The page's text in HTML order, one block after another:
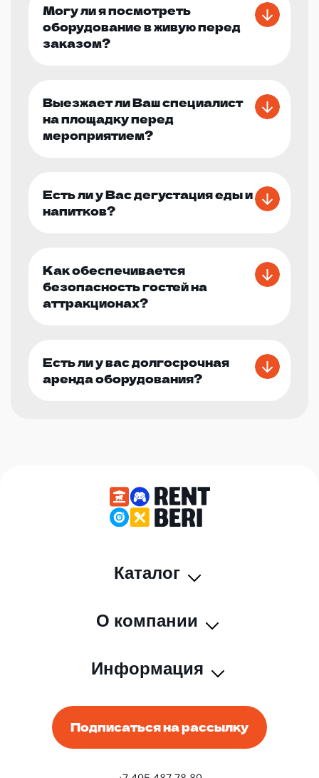
Могу ли я посмотреть
оборудование в живую перед
заказом?
Выезжает ли Ваш специалист
на площадку перед
мероприятием?
Есть ли у Вас дегустация еды и
напитков?
Как обеспечивается
безопасность гостей на
аттракционах?
Есть ли у вас долгосрочная
аренда оборудования?
Каталог
О компании
Информация
Подписаться на рассылку